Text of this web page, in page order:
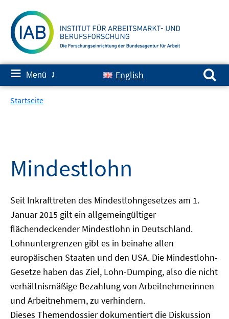
zum
Inhalt
≡ Menü ✘ English
Suchen nach:
Startseite
Mindestlohn
Seit Inkrafttreten des Mindestlohngesetzes am 1.
Januar 2015 gilt ein allgemeingültiger
flächendeckender Mindestlohn in Deutschland.
Lohnuntergrenzen gibt es in beinahe allen
europäischen Staaten und den USA. Die Mindestlohn-
Gesetze haben das Ziel, Lohn-Dumping, also die nicht
verhältnismäßige Bezahlung von Arbeitnehmerinnen
und Arbeitnehmern, zu verhindern.
Dieses Themendossier dokumentiert die Diskussion